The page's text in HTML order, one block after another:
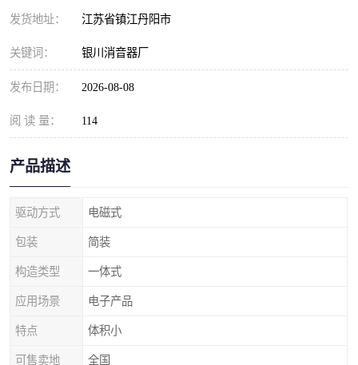
发货地址： 江苏省镇江丹阳市
关键词： 银川消音器厂
发布日期： 2026-08-08
阅 读 量： 114
产品描述
驱动方式 电磁式
包装 简装
构造类型 一体式
应用场景 电子产品
特点 体积小
可售卖地 全国